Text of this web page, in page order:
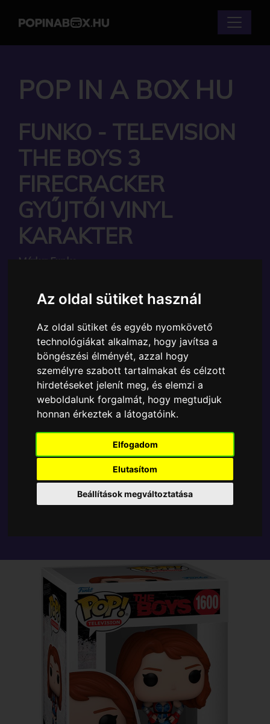
Az oldal sütiket használ
Az oldal sütiket és egyéb nyomkövető
technológiákat alkalmaz, hogy javítsa a
böngészési élményét, azzal hogy
személyre szabott tartalmakat és célzott
hirdetéseket jelenít meg, és elemzi a
weboldalunk forgalmát, hogy megtudjuk
honnan érkeztek a látogatóink.
Elfogadom
Elutasítom
Beállítások megváltoztatása
POP IN A BOX HU
FUNKO - TELEVISION
THE BOYS 3
FIRECRACKER
GYŰJTŐI VINYL
KARAKTER
Márka: Funko
Ára:6890 Ft
A Funko POP - Television egyik népszerű terméke a
Funko - Television The Boys 3 Firecracker gyűjtői
vinyl karakter, amely ablakos csomagolásban azaz -
POP In a Box - várja új gazdáját.
TOVÁBB A VÁSÁRLÁSRA
Tetszik? Osszd meg másokkal!